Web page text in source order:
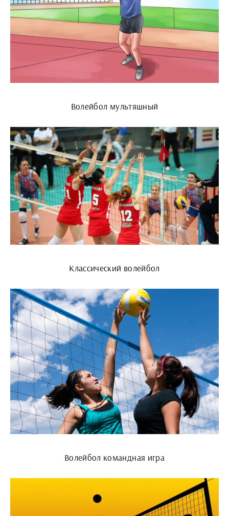
Волейбол мультяшный
Классический волейбол
Волейбол командная игра